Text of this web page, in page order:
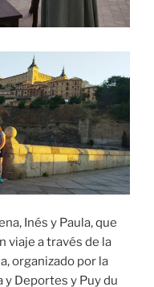
Inés y Paula, que
viaje a través de la
organizado por la
y Deportes y Puy du